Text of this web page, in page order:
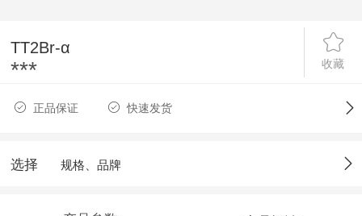
TT2Br-α
收藏
***
正品保证 快速发货
选择 规格、品牌